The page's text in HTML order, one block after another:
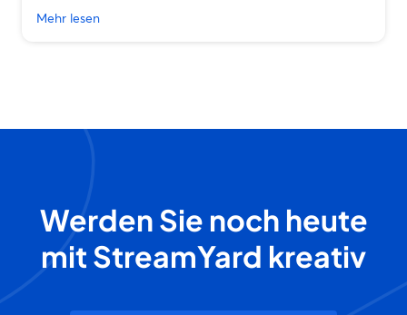
Mehr lesen
Werden Sie noch heute
mit StreamYard kreativ